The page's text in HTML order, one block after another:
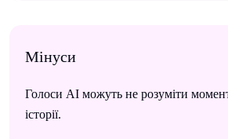
Мінуси
Голоси AI можуть не розуміти
історії.